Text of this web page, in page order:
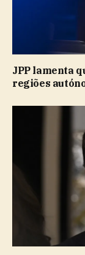
JPP lamenta
regiões